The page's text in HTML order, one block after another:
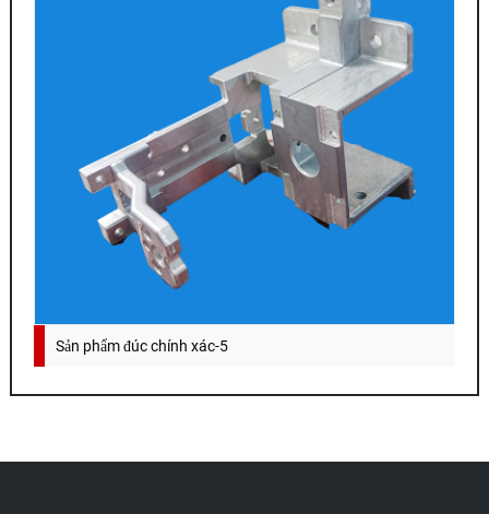
Sản phẩm đúc chính xác-5